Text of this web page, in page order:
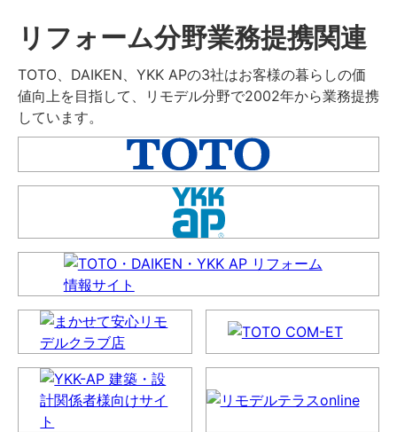
リフォーム分野業務提携関連
TOTO、DAIKEN、YKK APの3社はお客様の暮らしの価
値向上を目指して、リモデル分野で2002年から業務提携
しています。